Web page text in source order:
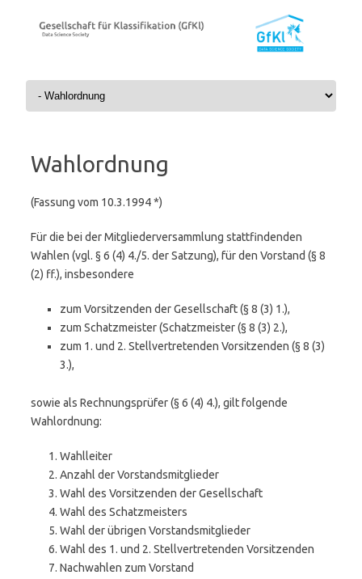
Skip to content
Wahlordnung
(Fassung vom 10.3.1994 *)
Für die bei der Mitgliederversammlung stattfindenden
Wahlen (vgl. § 6 (4) 4./5. der Satzung), für den Vorstand (§ 8
(2) ff.), insbesondere
zum Vorsitzenden der Gesellschaft (§ 8 (3) 1.),
zum Schatzmeister (Schatzmeister (§ 8 (3) 2.),
zum 1. und 2. Stellvertretenden Vorsitzenden (§ 8 (3)
3.),
sowie als Rechnungsprüfer (§ 6 (4) 4.), gilt folgende
Wahlordnung:
Wahlleiter
Anzahl der Vorstandsmitglieder
Wahl des Vorsitzenden der Gesellschaft
Wahl des Schatzmeisters
Wahl der übrigen Vorstandsmitglieder
Wahl des 1. und 2. Stellvertretenden Vorsitzenden
Nachwahlen zum Vorstand